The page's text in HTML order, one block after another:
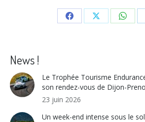
Share Share Share
News !
Le Trophée Tourisme
son rendez-vous de Dijon-
23 juin 2026
Un week-end intense sous le